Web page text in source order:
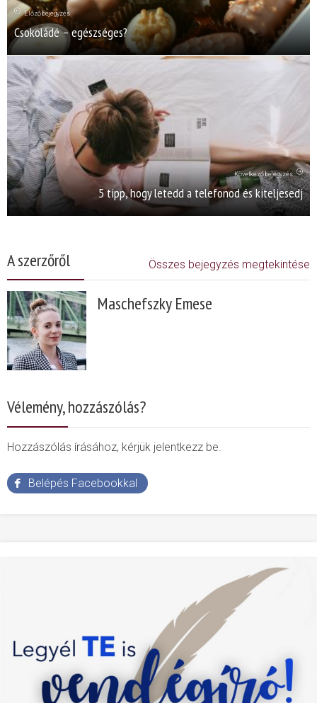
Előző bejegyzés
Csokoládé – egészséges?
Következő bejegyzés
5 tipp, hogy letedd a telefonod és kiteljesedj
A szerzőről Összes bejegyzés megtekintése
Maschefszky Emese
Vélemény, hozzászólás?
Hozzászólás írásához, kérjük jelentkezz be.
Belépés Facebookkal